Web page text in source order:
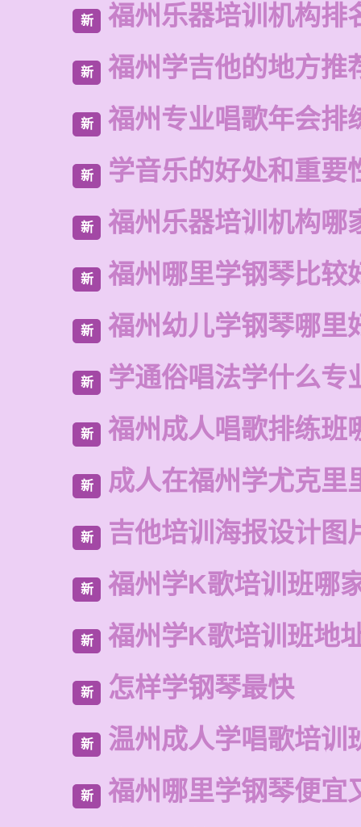
新 福州乐器培训机构排
新 福州学吉他的地方推
新 福州专业唱歌年会排
新 学音乐的好处和重要
新 福州乐器培训机构哪
新 福州哪里学钢琴比较
新 福州幼儿学钢琴哪里
新 学通俗唱法学什么专
新 福州成人唱歌排练班
新 成人在福州学尤克里
新 吉他培训海报设计图
新 福州学K歌培训班哪
新 福州学K歌培训班地
新 怎样学钢琴最快
新 温州成人学唱歌培训
新 福州哪里学钢琴便宜